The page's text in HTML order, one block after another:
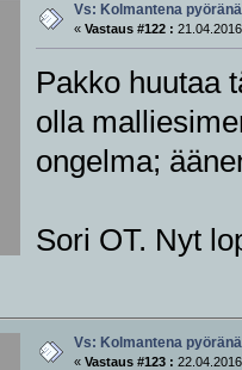
Vs: Kolmantena
« Vastaus #122 :
Pakko huutaa
olla
ongelma;
Sori OT. Nyt
Vs: Kolmantena
« Vastaus #123 :